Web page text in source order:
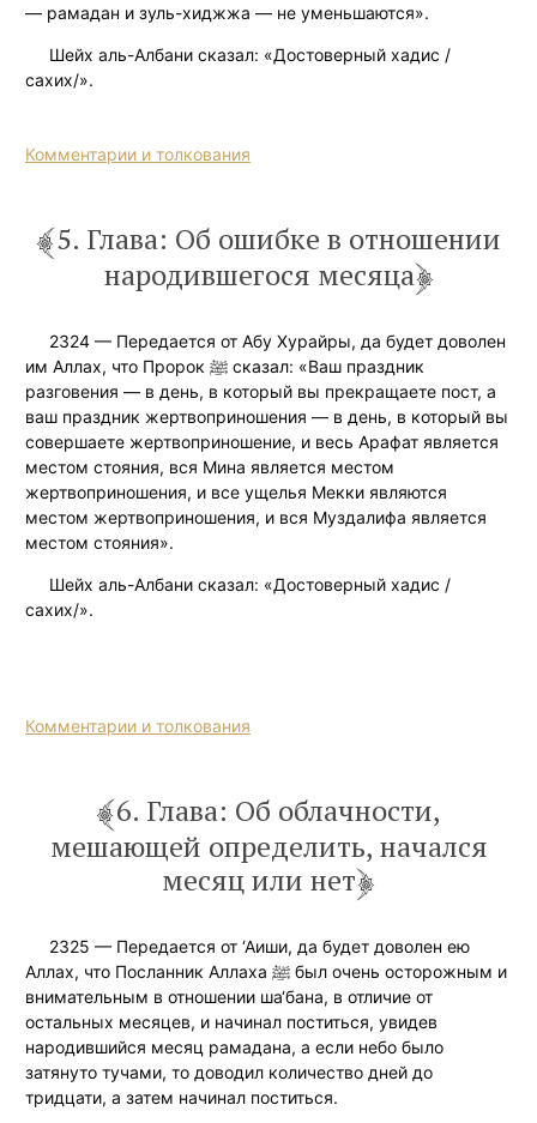
— рамадан и зуль-хиджжа — не уменьшаются».
Шейх аль-Албани сказал: «Достоверный хадис /
сахих/».
Комментарии и толкования
5. Глава: Об ошибке в отношении
народившегося месяца
2324 — Передается от Абу Хурайры, да будет доволен
им Аллах, что Пророк ﷺ сказал: «Ваш праздник
разговения — в день, в который вы прекращаете пост, а
ваш праздник жертвоприношения — в день, в который вы
совершаете жертвоприношение, и весь Арафат является
местом стояния, вся Мина является местом
жертвоприношения, и все ущелья Мекки являются
местом жертвоприношения, и вся Муздалифа является
местом стояния».
Шейх аль-Албани сказал: «Достоверный хадис /
сахих/».
Комментарии и толкования
6. Глава: Об облачности,
мешающей определить, начался
месяц или нет
2325 — Передается от ‘Аиши, да будет доволен ею
Аллах, что Посланник Аллаха ﷺ был очень осторожным и
внимательным в отношении ша‘бана, в отличие от
остальных месяцев, и начинал поститься, увидев
народившийся месяц рамадана, а если небо было
затянуто тучами, то доводил количество дней до
тридцати, а затем начинал поститься.